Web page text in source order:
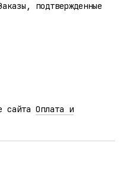
подтвержденные
сайта Оплата и